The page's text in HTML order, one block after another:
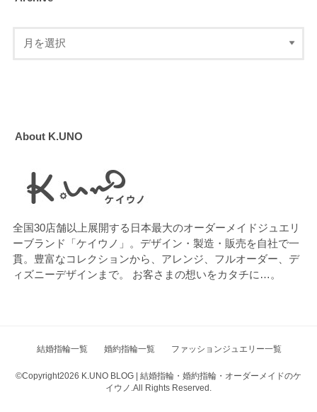
About K.UNO
全国30店舗以上展開する日本最大のオーダーメイドジュエリ
ーブランド「ケイウノ」。デザイン・製造・販売を自社で一
貫。豊富なコレクションから、アレンジ、フルオーダー、デ
ィズニーデザインまで。 お客さまの想いをカタチに…。
結婚指輪一覧 婚約指輪一覧 ファッションジュエリー一覧
©Copyright2026 K.UNO BLOG | 結婚指輪・婚約指輪・オーダーメイドのケ
イウノ .All Rights Reserved.